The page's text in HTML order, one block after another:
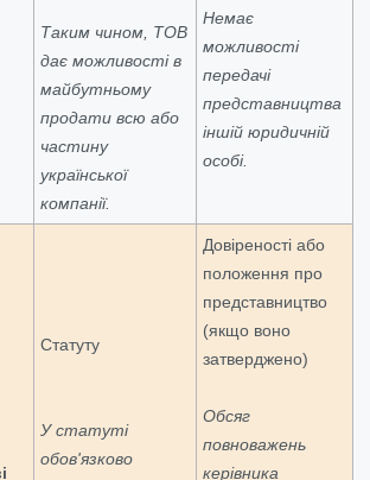
Таким чином, ТОВ
дає можливості в
майбутньому
продати всю або
частину
української
компанії.
Немає
можливості
передачі
представництва
іншій юридичній
особі.
Статуту
У статуті
обов'язково
Довіреності або
положення про
представництво
(якщо воно
затверджено)
Обсяг
повноважень
керівника